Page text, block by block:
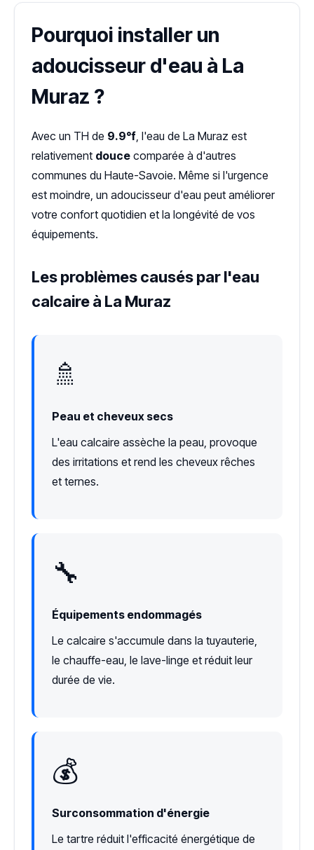
Pourquoi installer un
adoucisseur d'eau à La
Muraz ?
Avec un TH de 9.9°f, l'eau de La Muraz est
relativement douce comparée à d'autres
communes du Haute-Savoie. Même si l'urgence
est moindre, un adoucisseur d'eau peut améliorer
votre confort quotidien et la longévité de vos
équipements.
Les problèmes causés par l'eau
calcaire à La Muraz
🚿
Peau et cheveux secs
L'eau calcaire assèche la peau, provoque
des irritations et rend les cheveux rêches
et ternes.
🔧
Équipements endommagés
Le calcaire s'accumule dans la tuyauterie,
le chauffe-eau, le lave-linge et réduit leur
durée de vie.
💰
Surconsommation d'énergie
Le tartre réduit l'efficacité énergétique de